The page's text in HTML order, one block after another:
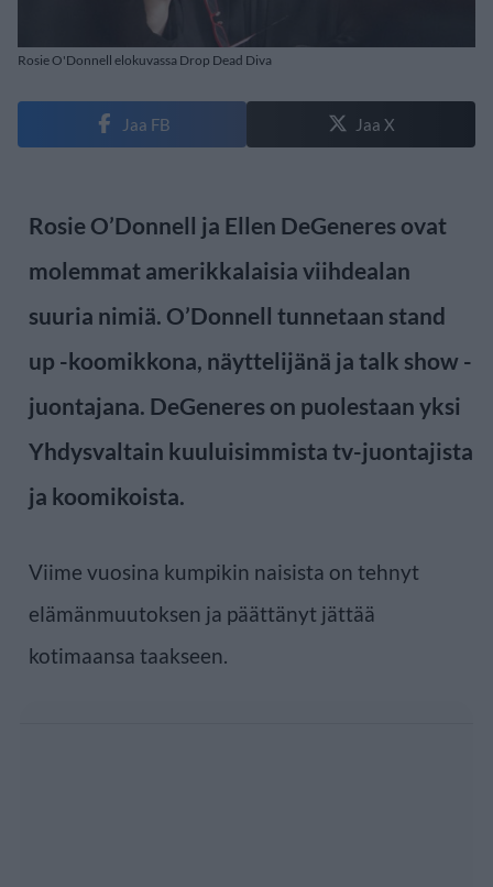
Rosie O'Donnell elokuvassa Drop Dead Diva
Jaa FB Jaa X
Rosie O’Donnell ja Ellen DeGeneres ovat
molemmat amerikkalaisia viihdealan
suuria nimiä. O’Donnell tunnetaan stand
up -koomikkona, näyttelijänä ja talk show -
juontajana. DeGeneres on puolestaan yksi
Yhdysvaltain kuuluisimmista tv-juontajista
ja koomikoista.
Viime vuosina kumpikin naisista on tehnyt
elämänmuutoksen ja päättänyt jättää
kotimaansa taakseen.